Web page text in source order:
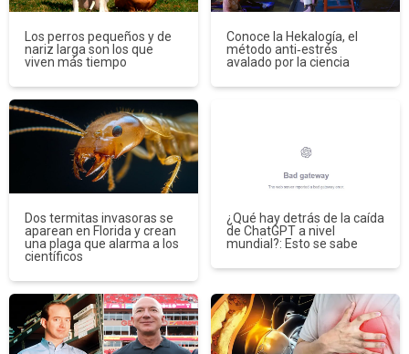
Los perros pequeños y de
nariz larga son los que
viven más tiempo
Conoce la Hekalogía, el
método anti‑estrés
avalado por la ciencia
Dos termitas invasoras se
aparean en Florida y crean
una plaga que alarma a los
científicos
¿Qué hay detrás de la caída
de ChatGPT a nivel
mundial?: Esto se sabe